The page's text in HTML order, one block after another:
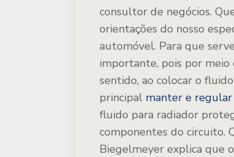
consultor de negócios.
orientações do nosso
automóvel. Para que
importante, pois por
sentido, ao colocar o
principal manter e
fluido para radiador
componentes do circuito.
Biegelmeyer explica que